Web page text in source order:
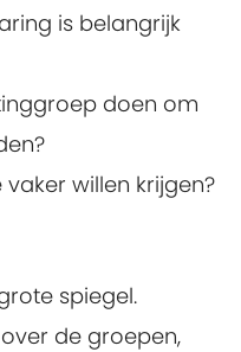
is belangrijk
doen om
willen krijgen?
spiegel.
de groepen,